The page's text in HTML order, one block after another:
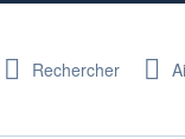
Rechercher